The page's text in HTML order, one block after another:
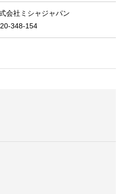
会社ミシャジャパン
348-154